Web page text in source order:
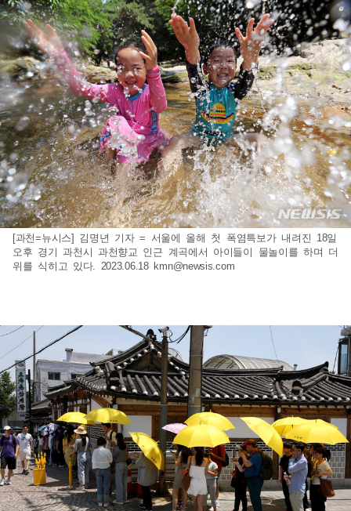
[과천=뉴시스] 김명년 기자 = 서울에 올해 첫 폭염특보가 내려진 18일
오후 경기 과천시 과천향교 인근 계곡에서 아이들이 물놀이를 하며 더
위를 식히고 있다. 2023.06.18 kmn@newsis.com